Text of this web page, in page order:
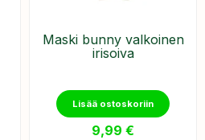
Maski bunny valkoinen
irisoiva
Lisää ostoskoriin
9,99 €